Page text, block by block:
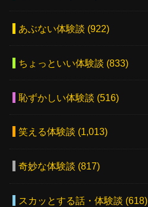
あぶない体験談 (922)
ちょっといい体験談 (833)
恥ずかしい体験談 (516)
笑える体験談 (1,013)
奇妙な体験談 (817)
スカッとする話・体験談 (618)